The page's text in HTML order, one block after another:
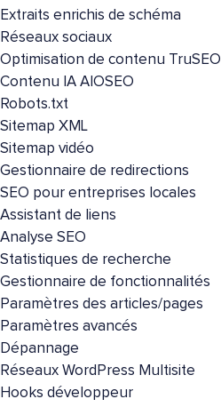
Extraits enrichis de schéma
Réseaux sociaux
Optimisation de contenu TruSEO
Contenu IA AIOSEO
Robots.txt
Sitemap XML
Sitemap vidéo
Gestionnaire de redirections
SEO pour entreprises locales
Assistant de liens
Analyse SEO
Statistiques de recherche
Gestionnaire de fonctionnalités
Paramètres des articles/pages
Paramètres avancés
Dépannage
Réseaux WordPress Multisite
Hooks développeur